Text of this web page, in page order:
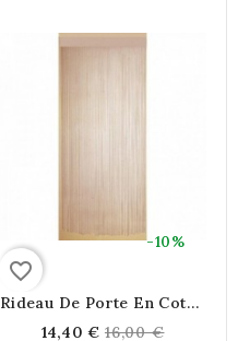
-10%
favorite_border
Rideau De Porte En Coton
Beige
14,40 € Regular
16,00 €